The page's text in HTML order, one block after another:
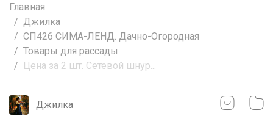
Главная
Джилка
СП426 СИМА-ЛЕНД. Дачно-Огородная
Товары для рассады
Цена за 2 шт. Сетевой шнур...
Джилка